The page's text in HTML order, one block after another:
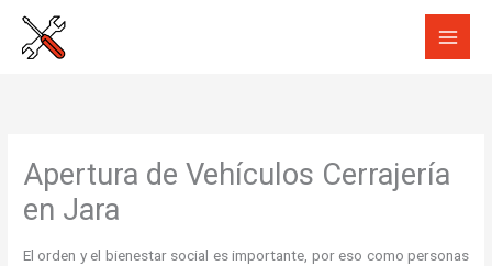
Apertura de Vehículos Cerrajería
en Jara
El orden y el bienestar social es importante, por eso como personas